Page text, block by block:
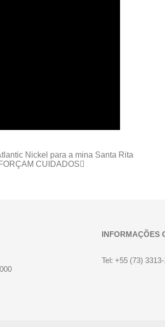
Nickel para a mina Santa Rita
CUIDADOS
INFORMAÇÕES
Tel: +55 (73)